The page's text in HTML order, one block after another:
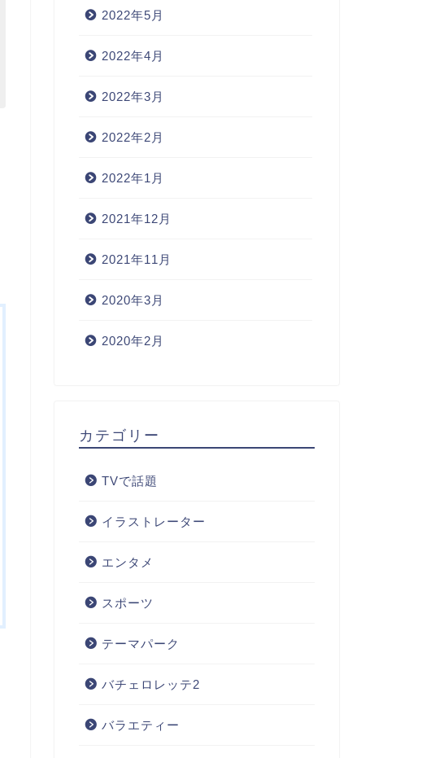
2022年5月
2022年4月
2022年3月
2022年2月
2022年1月
2021年12月
2021年11月
2020年3月
2020年2月
カテゴリー
TVで話題
イラストレーター
エンタメ
スポーツ
テーマパーク
バチェロレッテ2
バラエティー